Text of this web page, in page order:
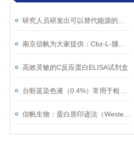
高效灵敏的C反应蛋白ELISA试剂盒